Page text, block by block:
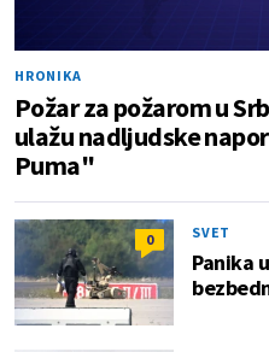
HRONIKA
Požar za požarom u
ulažu nadljudske
Puma"
0 SVET
Panika